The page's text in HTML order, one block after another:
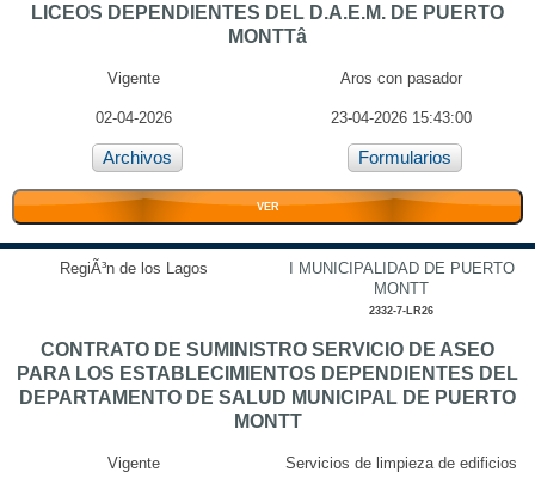
LICEOS DEPENDIENTES DEL D.A.E.M. DE PUERTO
MONTTâ
Vigente Aros con pasador
02-04-2026 23-04-2026 15:43:00
Archivos Formularios
VER
RegiÃ³n de los Lagos
I MUNICIPALIDAD DE PUERTO
MONTT
2332-7-LR26
CONTRATO DE SUMINISTRO SERVICIO DE ASEO
PARA LOS ESTABLECIMIENTOS DEPENDIENTES DEL
DEPARTAMENTO DE SALUD MUNICIPAL DE PUERTO
MONTT
Vigente Servicios de limpieza de edificios